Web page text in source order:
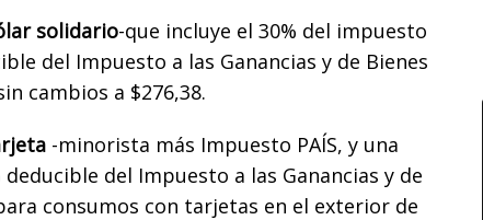
solidario-que incluye el 30% del impuesto
del Impuesto a las Ganancias y de Bienes
cambios a $276,38.
-minorista más Impuesto PAÍS, y una
del Impuesto a las Ganancias y de
consumos con tarjetas en el exterior de